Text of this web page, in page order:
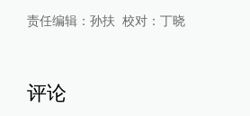
责任编辑： 孙扶 校对： 丁晓
评论